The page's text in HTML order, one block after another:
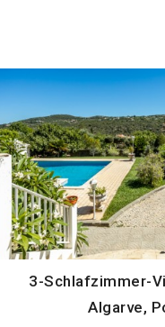
3-Schlafzimmer-
Algarve,